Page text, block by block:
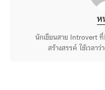
ห
นักเขียนสาย Introvert
สร้างสรรค์ ใช้เวลา